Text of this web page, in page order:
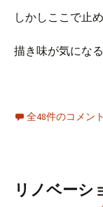
しかしここで止
描き味が気になる
全48件のコメン
リノベーシ